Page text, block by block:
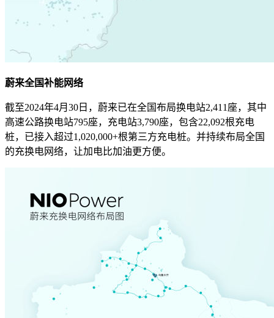
蔚来全国补能网络
截至2024年4月30日，蔚来已在全国布局换电站2,411座，其中
高速公路换电站795座，充电站3,790座，包含22,092根充电
桩，已接入超过1,020,000+根第三方充电桩。并持续布局全国
的充换电网络，让加电比加油更方便。